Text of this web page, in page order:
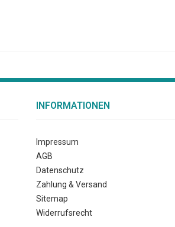
INFORMATIONEN
Impressum
AGB
Datenschutz
Zahlung & Versand
Sitemap
Widerrufsrecht